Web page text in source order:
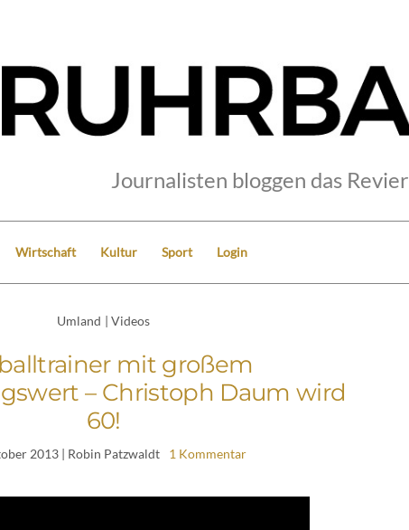
Journalisten bloggen das Revier
Wirtschaft Kultur Sport Login
Umland | Videos
mit großem
– Christoph Daum wird
60!
2013 | Robin Patzwaldt 1 Kommentar